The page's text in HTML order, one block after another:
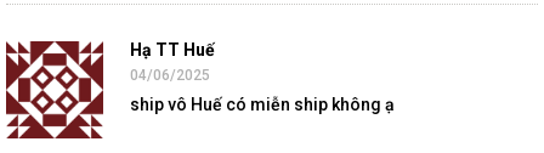
Hạ TT Huế
04/06/2025
ship vô Huế có miễn ship không ạ